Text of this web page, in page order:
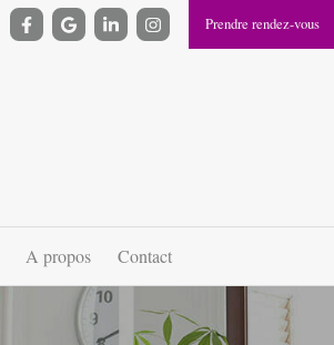
Prendre rendez-vous
A propos Contact